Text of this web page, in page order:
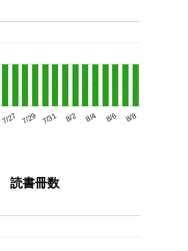
7/27 7/29 7/31 8/2 8/4 8/6 8/8
読書冊数